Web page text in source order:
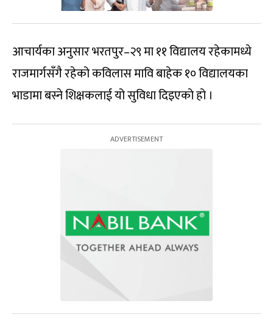
आचार्यका अनुसार भरतपुर–२९ मा ११ विद्यालय रहेकामध्ये
राजमार्गसँगै रहेको कविलास मावि बाहेक १० विद्यालयका
भाडामा बस्ने शिक्षकलाई यो सुविधा दिइएको हो ।